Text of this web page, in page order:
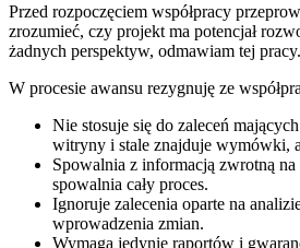
Przed rozpoczęciem współpracy
zrozumieć, czy projekt ma potencjał
żadnych perspektyw, odmawiam tej pracy.
W procesie awansu rezygnuję ze
Nie stosuje się do zaleceń
witryny i stale znajduje wymówki,
Spowalnia z informacją zwrotną na
spowalnia cały proces.
Ignoruje zalecenia oparte na
wprowadzenia zmian.
Wymaga jedynie raportów i